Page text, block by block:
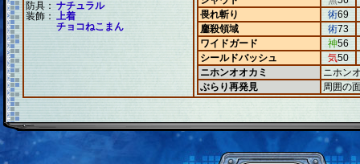
防具： ナチュラル
装飾： 上着
チョコねこまん
畏れ斬り
術69
鏖殺領域
術73
ワイドガード
神56
シールドバッシュ
気50
ニホンオオカミ
ニホン
ぶらり再発見
周囲の